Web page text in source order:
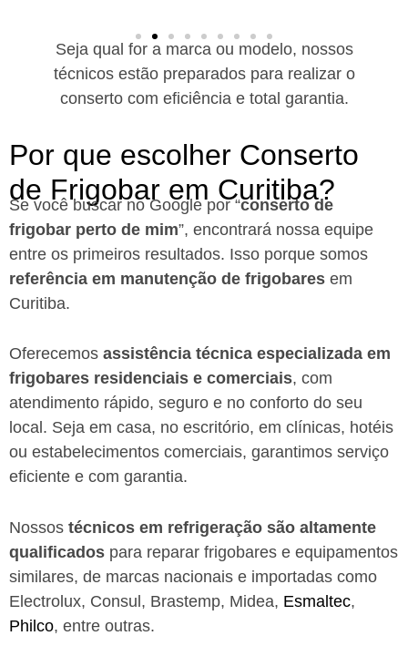
Seja qual for a marca ou modelo, nossos
técnicos estão preparados para realizar o
conserto com eficiência e total garantia.
Por que escolher Conserto
de Frigobar em Curitiba?​
Se você buscar no Google por “conserto de
frigobar perto de mim”, encontrará nossa equipe
entre os primeiros resultados. Isso porque somos
referência em manutenção de frigobares em
Curitiba.
Oferecemos assistência técnica especializada em
frigobares residenciais e comerciais, com
atendimento rápido, seguro e no conforto do seu
local. Seja em casa, no escritório, em clínicas, hotéis
ou estabelecimentos comerciais, garantimos serviço
eficiente e com garantia.
Nossos técnicos em refrigeração são altamente
qualificados para reparar frigobares e equipamentos
similares, de marcas nacionais e importadas como
Electrolux, Consul, Brastemp, Midea, Esmaltec,
Philco, entre outras.